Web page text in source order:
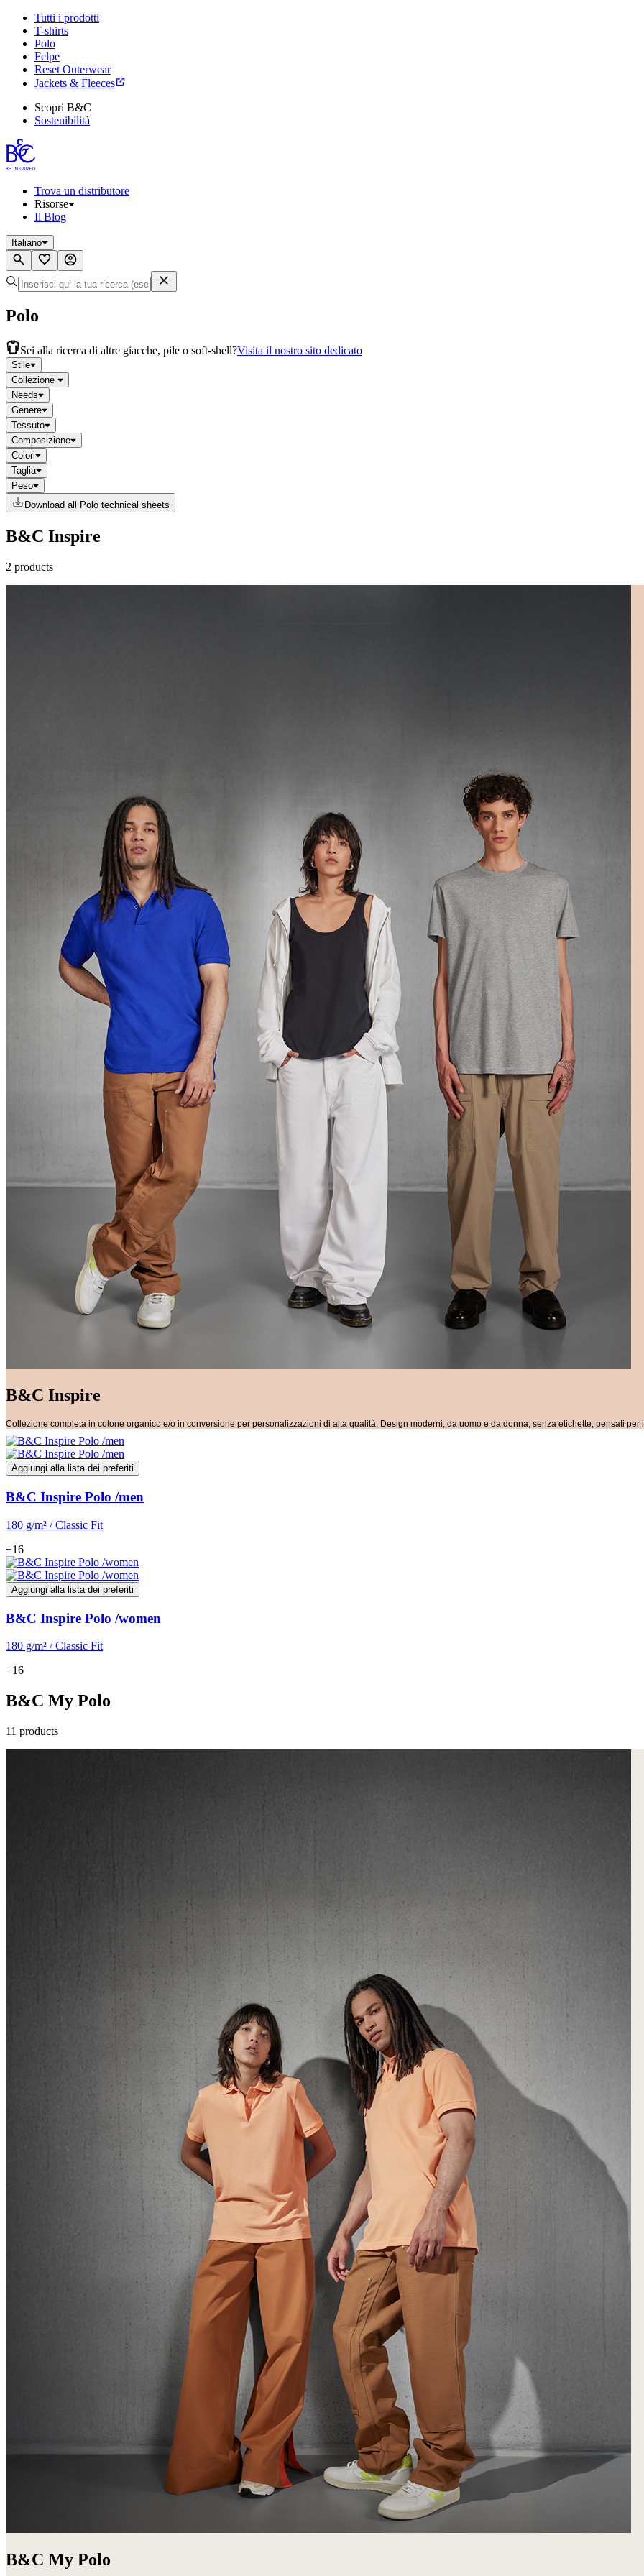
Tutti i prodotti
T-shirts
Polo
Felpe
Reset Outerwear
Jackets & Fleeces
Scopri B&C
Sostenibilità
Trova un distributore
Risorse
Il Blog
Italiano
Polo
Sei alla ricerca di altre giacche, pile o soft-shell?Visita il nostro sito dedicato
Stile
Collezione
Needs
Genere
Tessuto
Composizione
Colori
Taglia
Peso
Download all Polo technical sheets
B&C Inspire
2 products
B&C Inspire
Collezione completa in cotone organico e/o in conversione per personalizzazioni di alta qualità. Design moderni, da uomo e da donna, senza etichette, pensati per
Aggiungi alla lista dei preferiti
B&C Inspire Polo /men
180 g/m² / Classic Fit
+16
Aggiungi alla lista dei preferiti
B&C Inspire Polo /women
180 g/m² / Classic Fit
+16
B&C My Polo
11 products
B&C My Polo